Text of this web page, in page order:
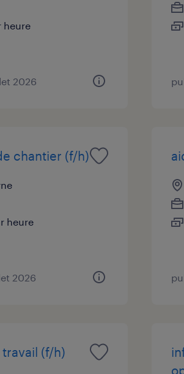
heure
2026
chantier (f/h)
heure
2026
(f/h)